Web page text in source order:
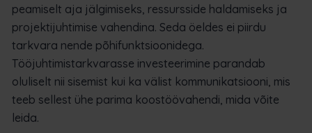
peamiselt aja jälgimiseks, ressursside haldamiseks ja
projektijuhtimise vahendina. Seda öeldes ei piirdu
tarkvara nende põhifunktsioonidega.
Tööjuhtimistarkvarasse investeerimine parandab
oluliselt nii sisemist kui ka välist kommunikatsiooni, mis
teeb sellest ühe parima koostöövahendi, mida võite
leida.